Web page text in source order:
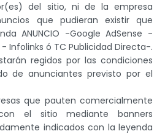
del sitio, ni de la empresa
que pudieran existir que
ANUNCIO -Google AdSense -
Infolinks ó TC Publicidad Directa-.
regidos por las condiciones
de anunciantes previsto por el
que pauten comercialmente
el sitio mediante banners
indicados con la leyenda